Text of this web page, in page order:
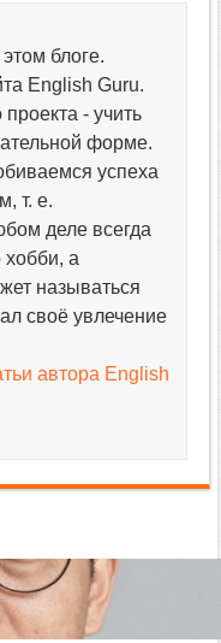
блоге.
English Guru.
- учить
форме.
успеха
т. е.
деле всегда
хобби, а
называться
своё увлечение
автора English